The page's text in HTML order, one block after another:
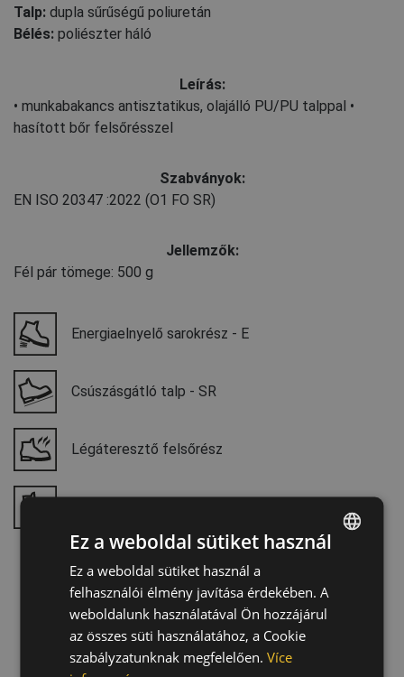
Talp: dupla sűrűségű poliuretán
Bélés: poliészter háló
Leírás:
• munkabakancs antisztatikus, olajálló PU/PU talppal •
hasított bőr felsőrésszel
Szabványok:
EN ISO 20347 :2022 (O1 FO SR)
Jellemzők:
Fél pár tömege: 500 g
Energiaelnyelő sarokrész - E
Csúszásgátló talp - SR
Légáteresztő felsőrész
CZECH
HUNGARIAN
SLOVAK
Ez a weboldal sütiket használ
Ez a weboldal sütiket használ a
felhasználói élmény javítása érdekében. A
weboldalunk használatával Ön hozzájárul
az összes süti használatához, a Cookie
szabályzatunknak megfelelően. Více